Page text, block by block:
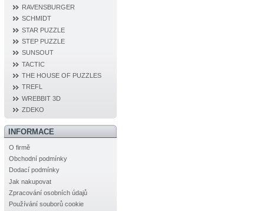
RAVENSBURGER
SCHMIDT
STAR PUZZLE
STEP PUZZLE
SUNSOUT
TACTIC
THE HOUSE OF PUZZLES
TREFL
WREBBIT 3D
ZDEKO
INFORMACE
O firmě
Obchodní podmínky
Dodací podmínky
Jak nakupovat
Zpracování osobních údajů
Používání souborů cookie